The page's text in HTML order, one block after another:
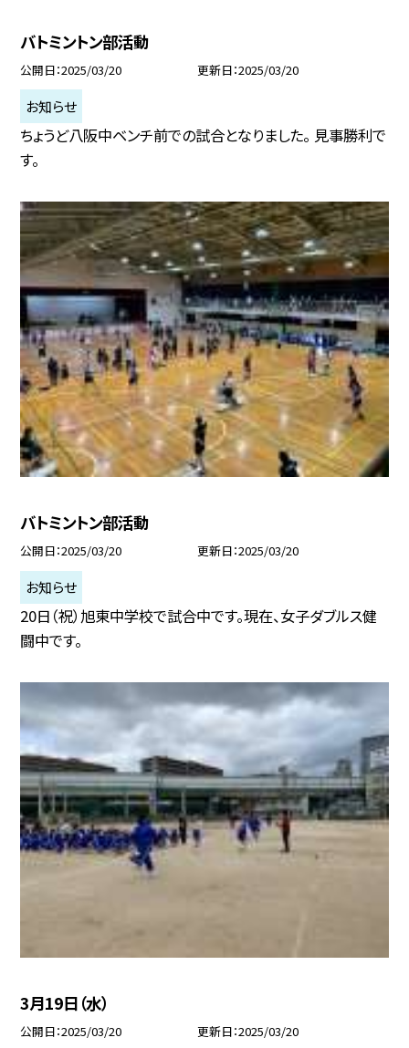
バトミントン部活動
公開日 2025/03/20 更新日 2025/03/20
お知らせ
ちょうど八阪中ベンチ前での試合となりました。 見事勝利で
す。
バトミントン部活動
公開日 2025/03/20 更新日 2025/03/20
お知らせ
20日（祝）旭東中学校で試合中です。現在、女子ダブルス健
闘中です。
3月19日（水）
公開日 2025/03/20 更新日 2025/03/20